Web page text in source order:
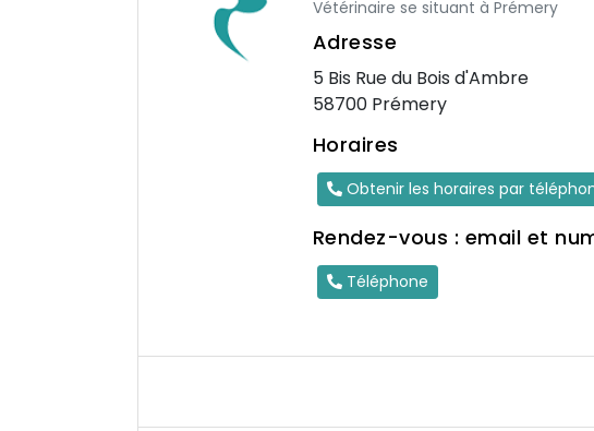
Vétérinaire se situant à Prémery
Adresse
5 Bis Rue du Bois d'Ambre
58700 Prémery
Horaires
Obtenir les horaires par
Rendez-vous : email et
Téléphone